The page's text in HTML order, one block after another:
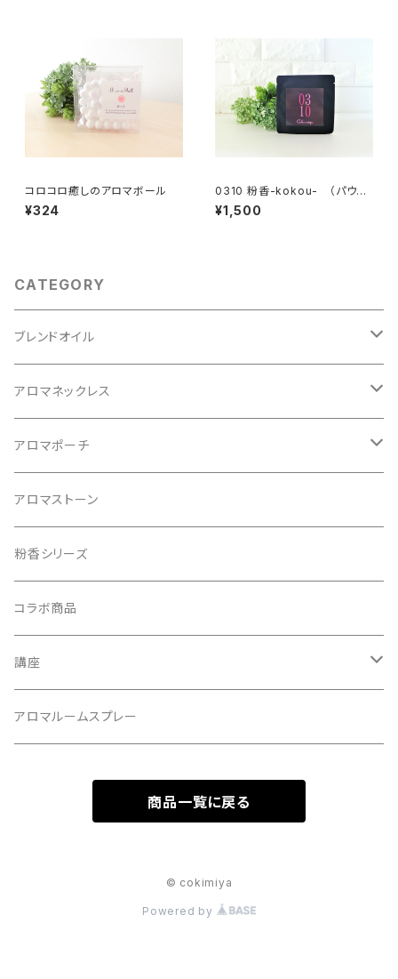
コロコロ癒しのアロマボール
¥324
0310 粉香-kokou- （パウダ
リーアロマ）
¥1,500
CATEGORY
ブレンドオイル
12星座
アロマネックレス
形 まる
ゴールドキャップ
トライアングル
アロマポーチ
10本入り
ソフトタイプ
16本入り
パープル
アロマストーン
粉香シリーズ
コラボ商品
講座
資格講座
アロマルームスプレー
商品一覧に戻る
© cokimiya
Powered by